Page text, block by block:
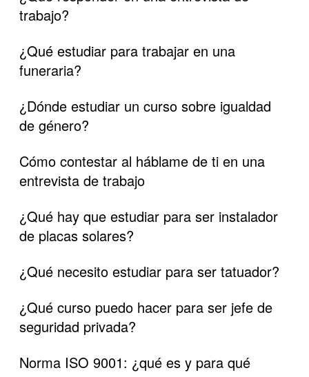
trabajo?
¿Qué estudiar para trabajar en una
funeraria?
¿Dónde estudiar un curso sobre igualdad
de género?
Cómo contestar al háblame de ti en una
entrevista de trabajo
¿Qué hay que estudiar para ser instalador
de placas solares?
¿Qué necesito estudiar para ser tatuador?
¿Qué curso puedo hacer para ser jefe de
seguridad privada?
Norma ISO 9001: ¿qué es y para qué